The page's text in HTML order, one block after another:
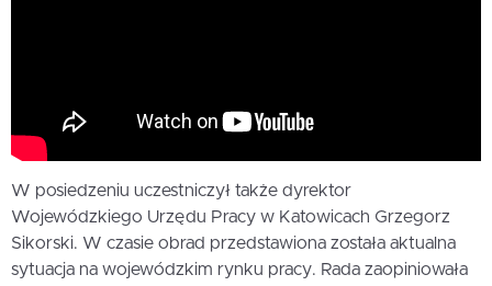
W posiedzeniu uczestniczył także dyrektor
Wojewódzkiego Urzędu Pracy w Katowicach Grzegorz
Sikorski. W czasie obrad przedstawiona została aktualna
sytuacja na wojewódzkim rynku pracy. Rada zaopiniowała